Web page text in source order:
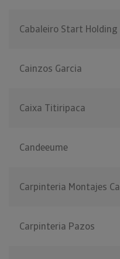
Cabaleiro Start Holding
Cainzos Garcia
Caixa Titiripaca
Candeeume
Carpinteria Montajes
Carpinteria Pazos